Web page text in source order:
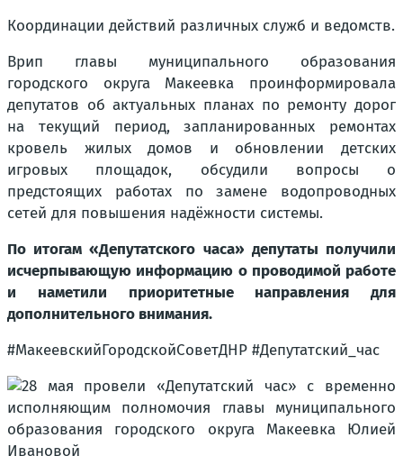
Координации действий различных служб и ведомств.
Врип главы муниципального образования
городского округа Макеевка проинформировала
депутатов об актуальных планах по ремонту дорог
на текущий период, запланированных ремонтах
кровель жилых домов и обновлении детских
игровых площадок, обсудили вопросы о
предстоящих работах по замене водопроводных
сетей для повышения надёжности системы.
По итогам «Депутатского часа» депутаты получили
исчерпывающую информацию о проводимой работе
и наметили приоритетные направления для
дополнительного внимания.
#МакеевскийГородскойСоветДНР #Депутатский_час